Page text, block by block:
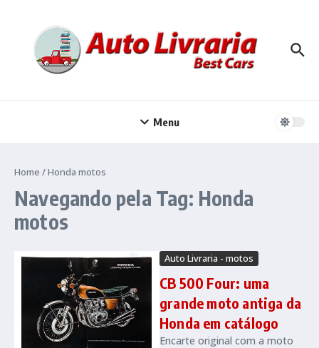
Menu
Home /Honda motos
Navegando pela Tag: Honda
motos
Auto Livraria - motos
CB 500 Four: uma
grande moto antiga da
Honda em catálogo
Encarte original com a moto